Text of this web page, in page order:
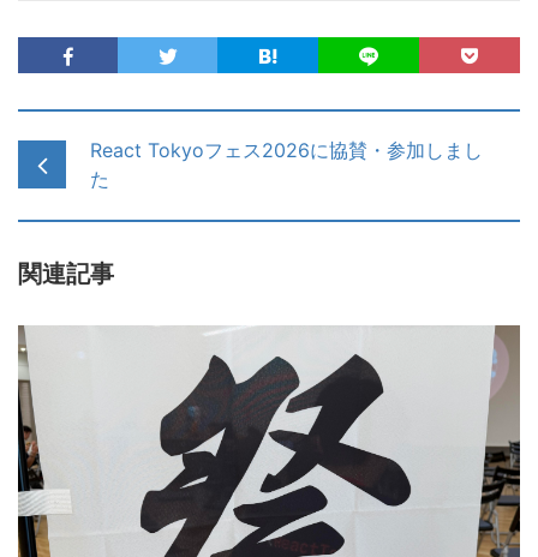
React Tokyoフェス2026に協賛・参加しまし
た
関連記事